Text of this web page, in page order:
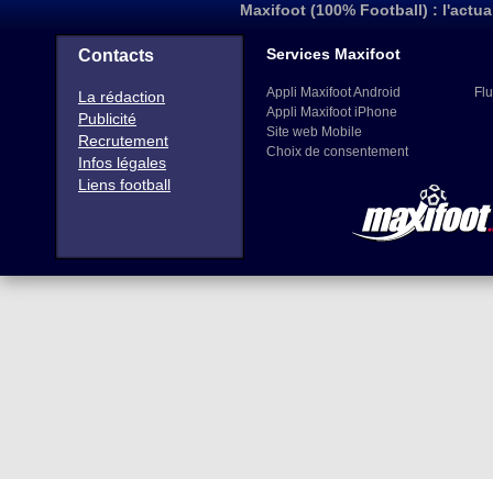
Maxifoot (100% Football) :
Contacts
La rédaction
Publicité
Recrutement
Infos légales
Liens football
Services Maxifoot
Appli Maxifoot Android
Appli Maxifoot iPhone
Site web Mobile
Choix de consentement